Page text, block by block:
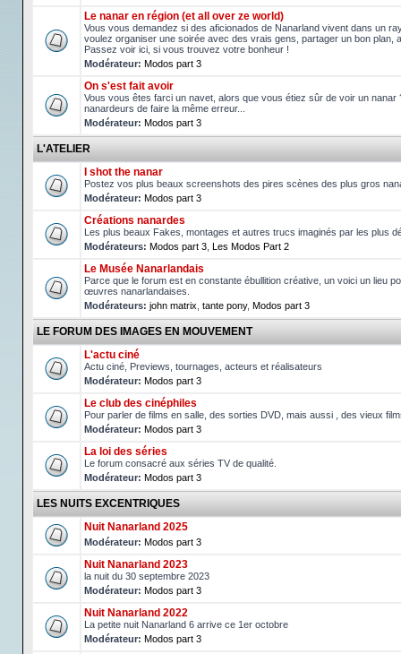
Le nanar en région (et all over ze world)
Vous vous demandez si des aficionados de Nanarland vivent dans un
voulez organiser une soirée avec des vrais gens, partager un bon plan,
Passez voir ici, si vous trouvez votre bonheur !
Modérateur: Modos part 3
On s'est fait avoir
Vous vous êtes farci un navet, alors que vous étiez sûr de voir un
nanardeurs de faire la même erreur...
Modérateur: Modos part 3
L'ATELIER
I shot the nanar
Postez vos plus beaux screenshots des pires scènes des plus gros
Modérateur: Modos part 3
Créations nanardes
Les plus beaux Fakes, montages et autres trucs imaginés par les plus
Modérateurs: Modos part 3 Les Modos Part 2
Le Musée Nanarlandais
Parce que le forum est en constante ébullition créative, un voici un lieu
œuvres nanarlandaises.
Modérateurs: john matrix tante pony, Modos part 3
LE FORUM DES IMAGES EN MOUVEMENT
L'actu ciné
Actu ciné, Previews, tournages, acteurs et réalisateurs
Modérateur: Modos part 3
Le club des cinéphiles
Pour parler de films en salle, des sorties DVD, mais aussi , des vieux
Modérateur: Modos part 3
La loi des séries
Le forum consacré aux séries TV de qualité.
Modérateur: Modos part 3
LES NUITS EXCENTRIQUES
Nuit Nanarland 2025
Modérateur: Modos part 3
Nuit Nanarland 2023
la nuit du 30 septembre 2023
Modérateur: Modos part 3
Nuit Nanarland 2022
La petite nuit Nanarland 6 arrive ce 1er octobre
Modérateur: Modos part 3